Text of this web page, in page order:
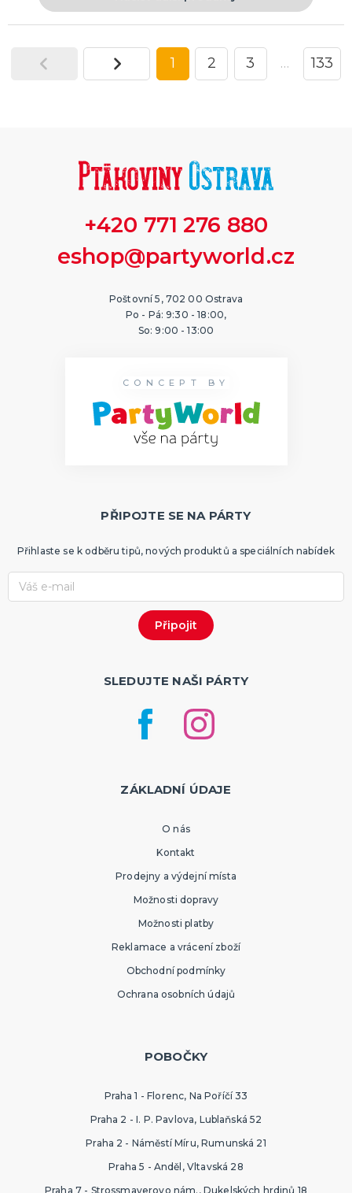
1 2 3 … 133
+420 771 276 880
eshop@partyworld.cz
Poštovní 5, 702 00 Ostrava
Po - Pá: 9:30 - 18:00,
So: 9:00 - 13:00
CONCEPT BY
PŘIPOJTE SE NA PÁRTY
Přihlaste se k odběru tipů, nových produktů a speciálních nabídek
SLEDUJTE NAŠI PÁRTY
ZÁKLADNÍ ÚDAJE
O nás
Kontakt
Prodejny a výdejní místa
Možnosti dopravy
Možnosti platby
Reklamace a vrácení zboží
Obchodní podmínky
Ochrana osobních údajů
POBOČKY
Praha 1 - Florenc, Na Poříčí 33
Praha 2 - I. P. Pavlova, Lublaňská 52
Praha 2 - Náměstí Míru, Rumunská 21
Praha 5 - Anděl, Vltavská 28
Praha 7 - Strossmayerovo nám., Dukelských hrdinů 18